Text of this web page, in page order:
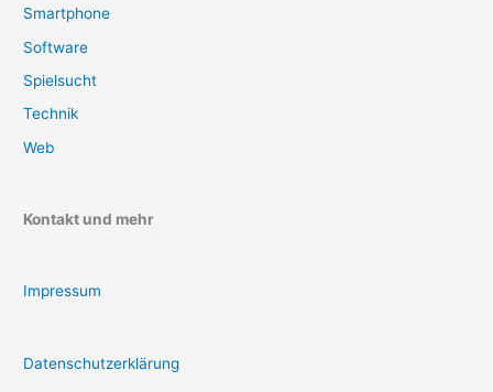
Smartphone
Software
Spielsucht
Technik
Web
Kontakt und mehr
Impressum
Datenschutzerklärung